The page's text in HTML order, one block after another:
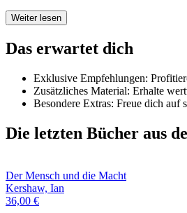
Weiter lesen
Das erwartet dich
Exklusive Empfehlungen:
Zusätzliches Material: Erhalte
Besondere Extras: Freue dich auf
Die letzten Bücher aus
Der Mensch und die Macht
Kershaw, Ian
36,00 €